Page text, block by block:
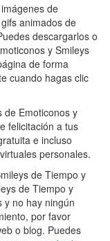
de
animados de
descargarlos o
y Smileys
de forma
cuando hagas clic
de Emoticonos y
felicitación a tus
e incluso
personales.
de Tiempo y
de Tiempo y
y no hay ningún
por favor
o blog. Puedes